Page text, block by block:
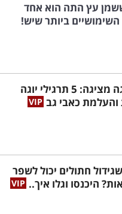
עץ התה הוא אחד
ביותר שיש!
מורה ליוגה מציגה: 5 תרגילי יוגה
כאבי גב
חתולים יכול לשפר
היכנסו וגלו איך..